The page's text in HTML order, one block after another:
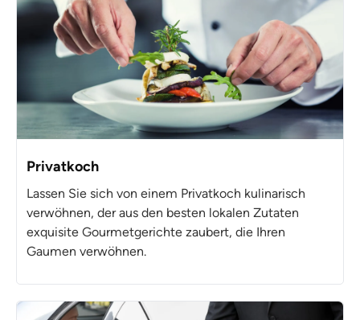
Privatkoch
Lassen Sie sich von einem Privatkoch kulinarisch
verwöhnen, der aus den besten lokalen Zutaten
exquisite Gourmetgerichte zaubert, die Ihren
Gaumen verwöhnen.